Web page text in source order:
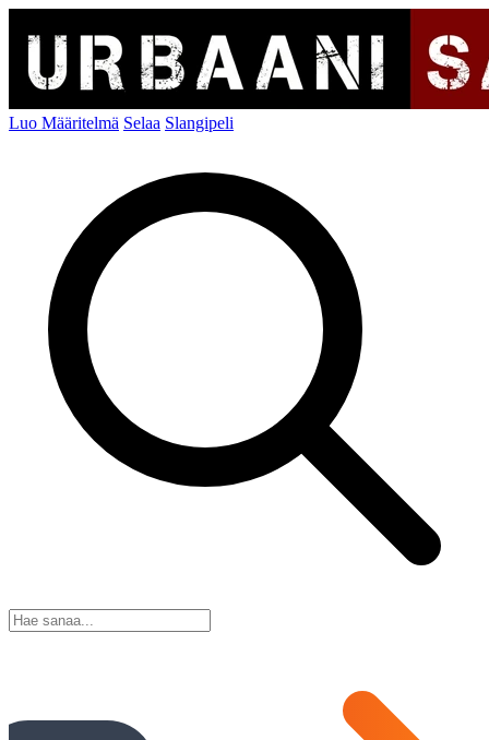
Luo Määritelmä Selaa Slangipeli